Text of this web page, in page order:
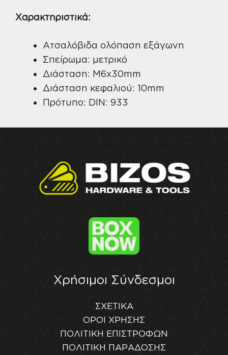
Χαρακτηριστικά:
Ατσαλόβιδα ολόπαση εξάγωνη
Σπείρωμα: μετρικό
Διάσταση: M6x30mm
Διάσταση κεφαλιού: 10mm
Πρότυπο: DIN: 933
Χρήσιμοι Σύνδεσμοι
ΣΧΕΤΙΚΑ
ΟΡΟΙ ΧΡΗΣΗΣ
ΠΟΛΙΤΙΚΗ ΕΠΙΣΤΡΟΦΩΝ
ΠΟΛΙΤΙΚΗ ΠΑΡΑΔΟΣΗΣ